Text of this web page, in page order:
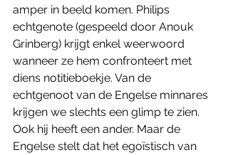
amper in beeld komen. Philips
echtgenote (gespeeld door Anouk
Grinberg) krijgt enkel weerwoord
wanneer ze hem confronteert met
diens notitieboekje. Van de
echtgenoot van de Engelse minnares
krijgen we slechts een glimp te zien.
Ook hij heeft een ander. Maar de
Engelse stelt dat het egoïstisch van